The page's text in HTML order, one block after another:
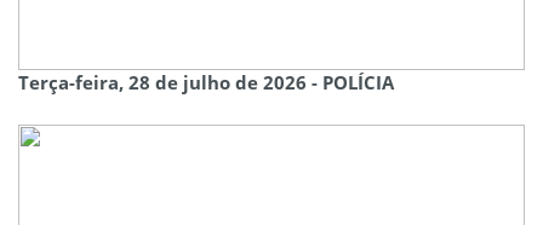
Terça-feira, 28 de julho de 2026 - POLÍCIA